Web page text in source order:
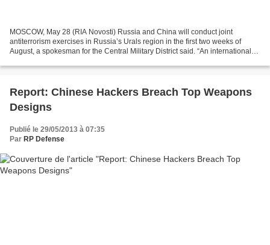
MOSCOW, May 28 (RIA Novosti) Russia and China will conduct joint
antiterrorism exercises in Russia’s Urals region in the first two weeks of
August, a spokesman for the Central Military District said. “An international
Report: Chinese Hackers Breach Top Weapons
Designs
Publié le 29/05/2013 à 07:35
Par RP Defense